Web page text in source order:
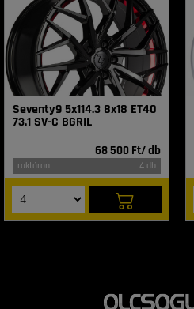
Seventy9 5x114.3 8x18 ET40
73.1 SV-C BGRIL
68 500 Ft/ db
raktáron 4 db